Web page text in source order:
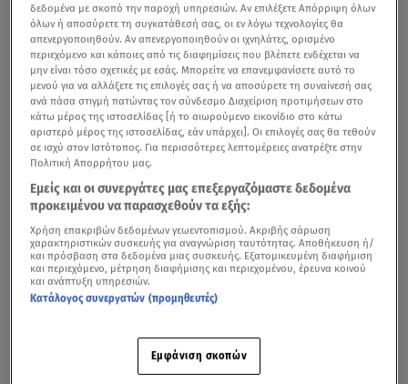
δεδομένα με σκοπό την παροχή υπηρεσιών. Αν επιλέξετε Απόρριψη όλων
όλων ή αποσύρετε τη συγκατάθεσή σας, οι εν λόγω τεχνολογίες θα
απενεργοποιηθούν. Αν απενεργοποιηθούν οι ιχνηλάτες, ορισμένο
περιεχόμενο και κάποιες από τις διαφημίσεις που βλέπετε ενδέχεται να
μην είναι τόσο σχετικές με εσάς. Μπορείτε να επανεμφανίσετε αυτό το
μενού για να αλλάξετε τις επιλογές σας ή να αποσύρετε τη συναίνεσή σας
ανά πάσα στιγμή πατώντας τον σύνδεσμο Διαχείριση προτιμήσεων στο
κάτω μέρος της ιστοσελίδας [ή το αιωρούμενο εικονίδιο στο κάτω
αριστερό μέρος της ιστοσελίδας, εάν υπάρχει]. Οι επιλογές σας θα τεθούν
σε ισχύ στον Ιστότοπος. Για περισσότερες λεπτομέρειες ανατρέξτε στην
Πολιτική Απορρήτου μας.
Εμείς και οι συνεργάτες μας επεξεργαζόμαστε δεδομένα
προκειμένου να παρασχεθούν τα εξής:
Χρήση επακριβών δεδομένων γεωεντοπισμού. Ακριβής σάρωση
χαρακτηριστικών συσκευής για αναγνώριση ταυτότητας. Αποθήκευση ή/
και πρόσβαση στα δεδομένα μιας συσκευής. Εξατομικευμένη διαφήμιση
και περιεχόμενο, μέτρηση διαφήμισης και περιεχομένου, έρευνα κοινού
και ανάπτυξη υπηρεσιών.
Κατάλογος συνεργατών (προμηθευτές)
Εμφάνιση σκοπών